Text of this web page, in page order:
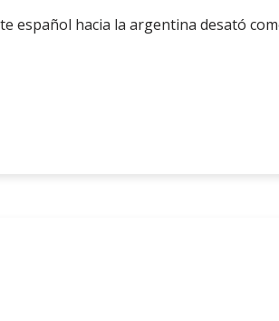
español hacia la argentina desató